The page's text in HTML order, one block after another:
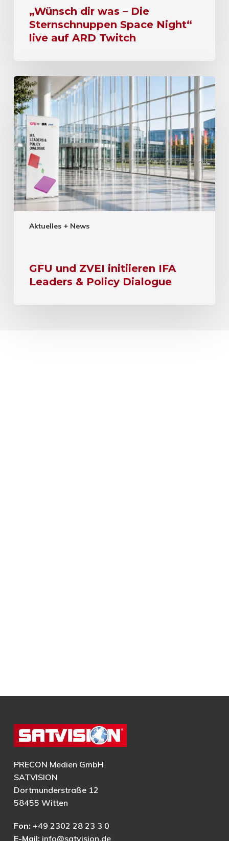
„Wünsch dir was – Die
Sternschnuppen Space Night“
live auf ARD Twitch
Aktuelles + News
GFU und ZVEI initiieren IFA
Leaders & Policy Dialogue
PRECON Medien GmbH
SATVISION
Dortmunderstraße 12
58455 Witten
Fon: +49 2302 28 23 3 0
E-Mail: info@satvision.de